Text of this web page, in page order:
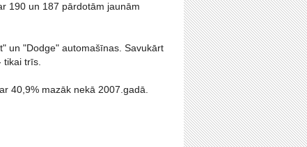
190 un 187 pārdotām jaunām
un "Dodge" automašīnas. Savukārt
trīs.
40,9% mazāk nekā 2007.gadā.